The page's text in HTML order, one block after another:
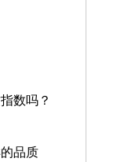
数吗？
品质